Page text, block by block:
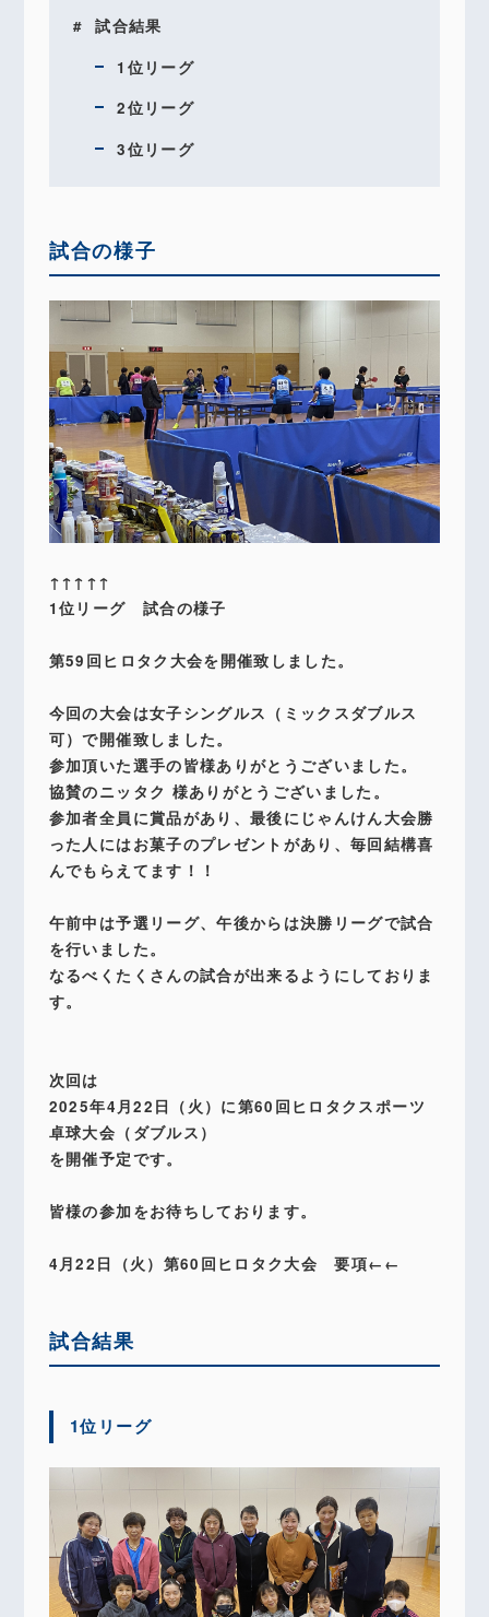
試合結果
1位リーグ
2位リーグ
3位リーグ
試合の様子
↑↑↑↑↑
1位リーグ 試合の様子
第59回ヒロタク大会を開催致しました。
今回の大会は女子シングルス（ミックスダブルス
可）で開催致しました。
参加頂いた選手の皆様ありがとうございました。
協賛のニッタク 様ありがとうございました。
参加者全員に賞品があり、最後にじゃんけん大会勝
った人にはお菓子のプレゼントがあり、毎回結構喜
んでもらえてます！！
午前中は予選リーグ、午後からは決勝リーグで試合
を行いました。
なるべくたくさんの試合が出来るようにしておりま
す。
次回は
2025年4月22日（火）に第60回ヒロタクスポーツ
卓球大会（ダブルス）
を開催予定です。
皆様の参加をお待ちしております。
4月22日（火）第60回ヒロタク大会 要項←←
試合結果
1位リーグ